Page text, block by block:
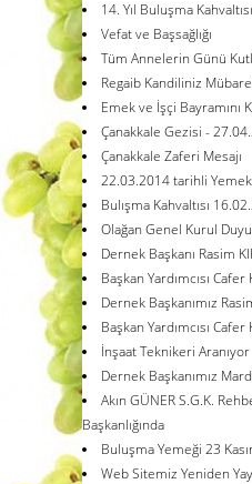
14. Yıl Buluşma
Vefat ve Başsağlığı
Tüm Annelerin Günü
Regaib Kandiliniz
Emek ve İşçi Bayramını
Çanakkale Gezisi -
Çanakkale Zaferi Mesajı
22.03.2014 tarihli Yemek
Bulışma Kahvaltısı
Olağan Genel Kurul
Dernek Başkanı Rasim
Başkan Yardımcısı
Dernek Başkanımız
Başkan Yardımcısı Cafer
İnşaat Teknikeri Aranıyor
Dernek Başkanımız
Akın GÜNER S.G.K.
Başkanlığında
Buluşma Yemeği 23
Web Sitemiz Yeniden